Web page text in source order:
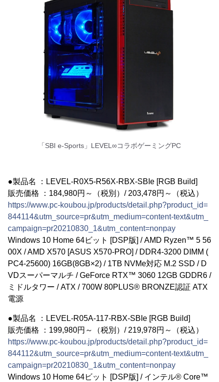
「SBI e-Sports」LEVEL∞コラボゲーミングPC
●製品名 ：LEVEL-R0X5-R56X-RBX-SBIe [RGB Build]
販売価格 ：184,980円～（税別）/ 203,478円～（税込）
https://www.pc-koubou.jp/products/detail.php?product_id=
844114&utm_source=pr&utm_medium=content-text&utm_
campaign=pr20210830_1&utm_content=nonpay
Windows 10 Home 64ビット [DSP版] / AMD Ryzen™ 5 56
00X / AMD X570 [ASUS X570-PRO] / DDR4-3200 DIMM (
PC4-25600) 16GB(8GB×2) / 1TB NVMe対応 M.2 SSD / D
VDスーパーマルチ / GeForce RTX™ 3060 12GB GDDR6 /
ミドルタワー / ATX / 700W 80PLUS® BRONZE認証 ATX
電源
●製品名 ：LEVEL-R05A-117-RBX-SBIe [RGB Build]
販売価格 ：199,980円～（税別）/ 219,978円～（税込）
https://www.pc-koubou.jp/products/detail.php?product_id=
844112&utm_source=pr&utm_medium=content-text&utm_
campaign=pr20210830_1&utm_content=nonpay
Windows 10 Home 64ビット [DSP版] / インテル® Core™